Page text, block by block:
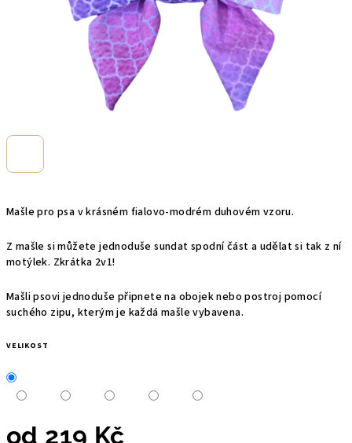
Mašle pro psa v krásném fialovo-modrém duhovém vzoru.
Z mašle si můžete jednoduše sundat spodní část a udělat si tak z ní
motýlek. Zkrátka 2v1!
Mašli psovi jednoduše připnete na obojek nebo postroj pomocí
suchého zipu, kterým je každá mašle vybavena.
VELIKOST
od 219 Kč